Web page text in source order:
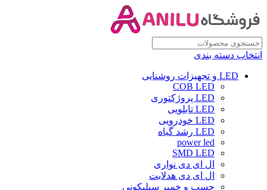
انتخاب دسته بندی
LED و تجهیزات روشنایی
COB LED
LED پروژکتوری
LED تابلویی
LED خودرویی
LED رشد گیاه
power led
SMD LED
ال ای دی نواری
ال ای دی هدلایت
چسب و خمیر سیلیکونی